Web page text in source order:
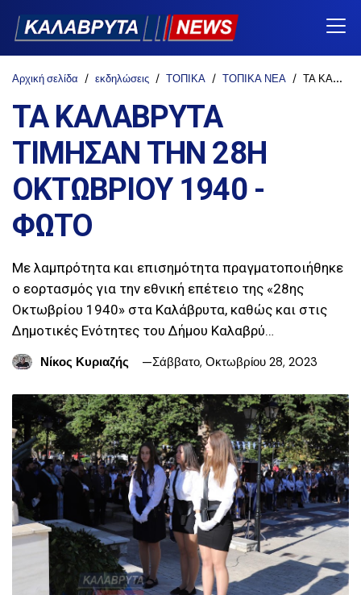
Αρχική σελίδα εκδηλώσεις ΤΟΠΙΚΑ ΤΟΠΙΚΑ ΝΕΑ ΤΑ ΚΑΛΑΒΡΥΤΑ ΤΙΜΗΣΑΝ ΤΗΝ 28Η ΟΚΤΩΒΡΙΟΥ 1940 - ΦΩΤΟ
ΤΑ ΚΑΛΑΒΡΥΤΑ
ΤΙΜΗΣΑΝ ΤΗΝ 28Η
ΟΚΤΩΒΡΙΟΥ 1940 -
ΦΩΤΟ
Με λαμπρότητα και επισημότητα πραγματοποιήθηκε
ο εορτασμός για την εθνική επέτειο της «28ης
Οκτωβρίου 1940» στα Καλάβρυτα, καθώς και στις
Δημοτικές Ενότητες του Δήμου Καλαβρύ…
Νίκος Κυριαζής
Σάββατο, Οκτωβρίου 28, 2023